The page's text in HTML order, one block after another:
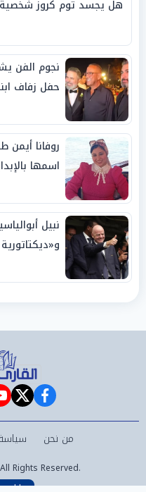
هل يجسد توم كروز شخصية
نجوم الفن
حفل زفاف
روفانا
اسمها
نبيل
من نحن
Rights Reserved.
by